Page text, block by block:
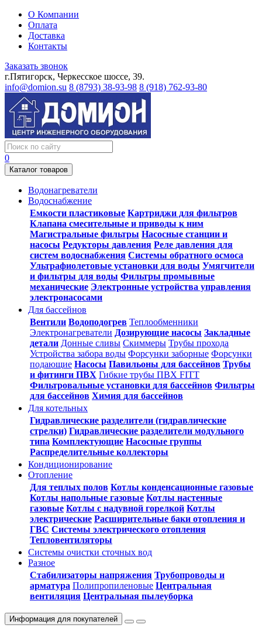
О Компании
Оплата
Доставка
Контакты
Заказать звонок
г.Пятигорск, Черкесское шоссе, 39.
info@domion.su 8 (8793) 38-93-98 8 (918) 762-93-80
0
Каталог товаров
Водонагреватели
Водоснабжение
Емкости пластиковые Картриджи для фильтров
Клапана смесительные и приводы к ним
Магистральные фильтры Насосные станции и
насосы Редукторы давления Реле давления для
систем водоснабжения Системы обратного осмоса
Ультрафиолетовые установки для воды Умягчители
и фильтры для воды Фильтры промывные
механические Электронные устройства управления
электронасосами
Для бассейнов
Вентили Водоподогрев Теплообменники
Электронагреватели Дозирующие насосы Закладные
детали Донные сливы Скиммеры Трубы прохода
Устройства забора воды Форсунки заборные Форсунки
подающие Насосы Павильоны для бассейнов Трубы
и фитинги ПВХ Гибкие трубы ПВХ FITT
Фильтровальные установки для бассейнов Фильтры
для бассейнов Химия для бассейнов
Для котельных
Гидравлические разделители (гидравлические
стрелки) Гидравлические разделители модульного
типа Комплектующие Насосные группы
Распределительные коллекторы
Кондиционирование
Отопление
Для теплых полов Котлы конденсационные газовые
Котлы напольные газовые Котлы настенные
газовые Котлы с надувной горелкой Котлы
электрические Расширительные баки отопления и
ГВС Системы электрического отопления
Тепловентиляторы
Системы очистки сточных вод
Разное
Стабилизаторы напряжения Трубопроводы и
арматура Полипропиленовые Центральная
вентиляция Центральная пылеуборка
Информация для покупателей